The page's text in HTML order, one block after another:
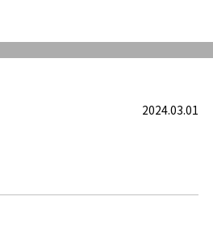
2024.03.01